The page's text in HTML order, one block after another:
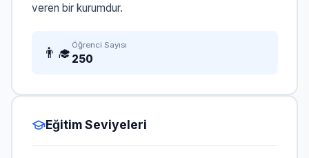
veren bir kurumdur.
👨‍🎓 Öğrenci Sayısı
250
Eğitim Seviyeleri